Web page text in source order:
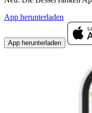
App herunterladen
App herunterladen